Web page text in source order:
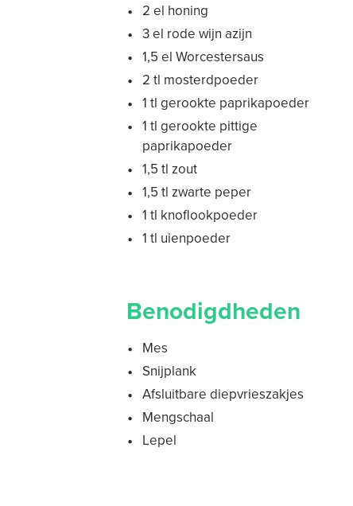
2 el honing
3 el rode wijn azijn
1,5 el Worcestersaus
2 tl mosterdpoeder
1 tl gerookte paprikapoeder
1 tl gerookte pittige
paprikapoeder
1,5 tl zout
1,5 tl zwarte peper
1 tl knoflookpoeder
1 tl uienpoeder
Benodigdheden
Mes
Snijplank
Afsluitbare diepvrieszakjes
Mengschaal
Lepel